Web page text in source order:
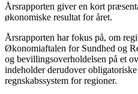
Årsrapporten giver en kort
økonomiske resultat for året.
Årsrapporten har fokus på, om
Økonomiaftalen for Sundhed og
og bevillingsoverholdelsen på et
indeholder derudover
regnskabssystem for regioner.